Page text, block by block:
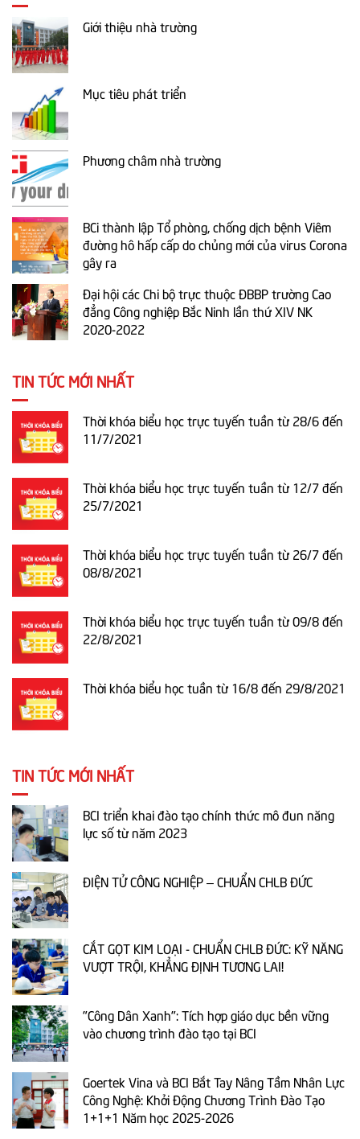
Giới thiệu nhà trường
Mục tiêu phát triển
Phương châm nhà trường
BCi thành lập Tổ phòng, chống dịch bệnh Viêm
đường hô hấp cấp do chủng mới của virus Corona
gây ra
Đại hội các Chi bộ trực thuộc ĐBBP trường Cao
đẳng Công nghiệp Bắc Ninh lần thứ XIV NK
2020-2022
TIN TỨC MỚI NHẤT
Thời khóa biểu học trực tuyến tuần từ 28/6 đến
11/7/2021
Thời khóa biểu học trực tuyến tuần từ 12/7 đến
25/7/2021
Thời khóa biểu học trực tuyến tuần từ 26/7 đến
08/8/2021
Thời khóa biểu học trực tuyến tuần từ 09/8 đến
22/8/2021
Thời khóa biểu học tuần từ 16/8 đến 29/8/2021
TIN TỨC MỚI NHẤT
BCI triển khai đào tạo chính thức mô đun năng
lực số từ năm 2023
ĐIỆN TỬ CÔNG NGHIỆP – CHUẨN CHLB ĐỨC
CẮT GỌT KIM LOẠI - CHUẨN CHLB ĐỨC: KỸ NĂNG
VƯỢT TRỘI, KHẲNG ĐỊNH TƯƠNG LAI!
"Công Dân Xanh": Tích hợp giáo dục bền vững
vào chương trình đào tạo tại BCI
Goertek Vina và BCI Bắt Tay Nâng Tầm Nhân Lực
Công Nghệ: Khởi Động Chương Trình Đào Tạo
1+1+1 Năm học 2025-2026